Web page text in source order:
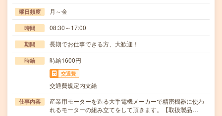
曜日頻度 月～金
時間 08:30～17:00
期間 長期でお仕事できる方、大歓迎！
時給 時給1600円
交通費
交通費規定内支給
仕事内容
産業用モーターを造る大手電機メーカーで精密機器に使わ
れるモーターの組み立てをして頂きます。【取扱製品…